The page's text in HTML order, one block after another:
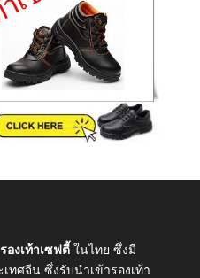
รองเท้าเซฟตี้ ในไทย ซึ่งมี
ทศจีน ซึ่งรับนำเข้ารองเท้า